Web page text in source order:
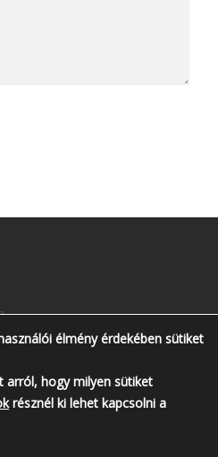
telefonos egyeztetés szükséges!
élmény érdekében sütiket
hogy milyen sütiket
résznél ki lehet kapcsolni a